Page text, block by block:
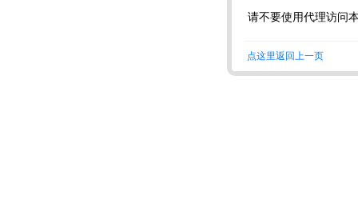
请不要使用代理访问
点这里返回上一页